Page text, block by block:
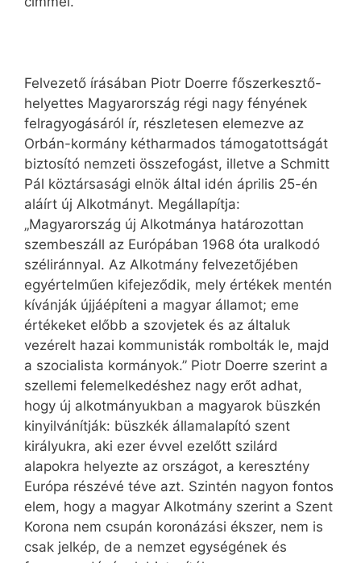
Felvezető írásában Piotr Doerre főszerkesztő-
helyettes Magyarország régi nagy fényének
felragyogásáról ír, részletesen elemezve az
Orbán-kormány kétharmados támogatottságát
biztosító nemzeti összefogást, illetve a Schmitt
Pál köztársasági elnök által idén április 25-én
aláírt új Alkotmányt. Megállapítja:
„Magyarország új Alkotmánya határozottan
szembeszáll az Európában 1968 óta uralkodó
széliránnyal. Az Alkotmány felvezetőjében
egyértelműen kifejeződik, mely értékek mentén
kívánják újjáépíteni a magyar államot; eme
értékeket előbb a szovjetek és az általuk
vezérelt hazai kommunisták rombolták le, majd
a szocialista kormányok.” Piotr Doerre szerint a
szellemi felemelkedéshez nagy erőt adhat,
hogy új alkotmányukban a magyarok büszkén
kinyilvánítják: büszkék államalapító szent
királyukra, aki ezer évvel ezelőtt szilárd
alapokra helyezte az országot, a keresztény
Európa részévé téve azt. Szintén nagyon fontos
elem, hogy a magyar Alkotmány szerint a Szent
Korona nem csupán koronázási ékszer, nem is
csak jelkép, de a nemzet egységének és